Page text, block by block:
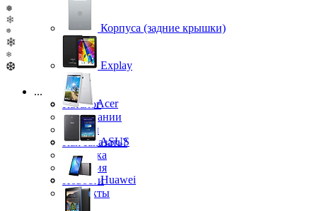
❅
❄
❅
❄
❄
❆
...
Каталог
О компании
Бренды
Как заказать?
Доставка
Гарантия
Новости
Контакты
Корпуса (задние крышки)
Explay
Acer
ASUS
Huawei